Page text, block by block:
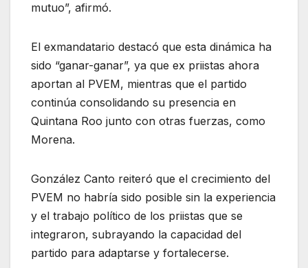
mutuo”, afirmó.
El exmandatario destacó que esta dinámica ha
sido “ganar-ganar”, ya que ex priistas ahora
aportan al PVEM, mientras que el partido
continúa consolidando su presencia en
Quintana Roo junto con otras fuerzas, como
Morena.
González Canto reiteró que el crecimiento del
PVEM no habría sido posible sin la experiencia
y el trabajo político de los priistas que se
integraron, subrayando la capacidad del
partido para adaptarse y fortalecerse.